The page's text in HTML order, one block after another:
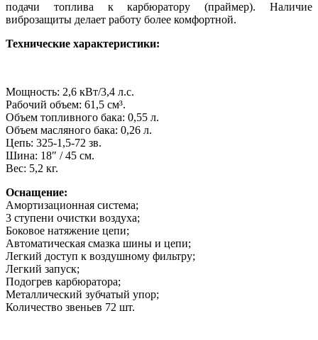
подачи топлива к карбюратору (праймер). Наличие
виброзащиты делает работу более комфортной.
Технические характеристики:
Мощность: 2,6 кВт/3,4 л.с.
Рабочий объем: 61,5 см³.
Объем топливного бака: 0,55 л.
Объем масляного бака: 0,26 л.
Цепь: 325-1,5-72 зв.
Шина: 18″ / 45 см.
Вес: 5,2 кг.
Оснащение:
Амортизационная система;
3 ступени очистки воздуха;
Боковое натяжение цепи;
Автоматическая смазка шины и цепи;
Легкий доступ к воздушному фильтру;
Легкий запуск;
Подогрев карбюратора;
Металлический зубчатый упор;
Количество звеньев 72 шт.